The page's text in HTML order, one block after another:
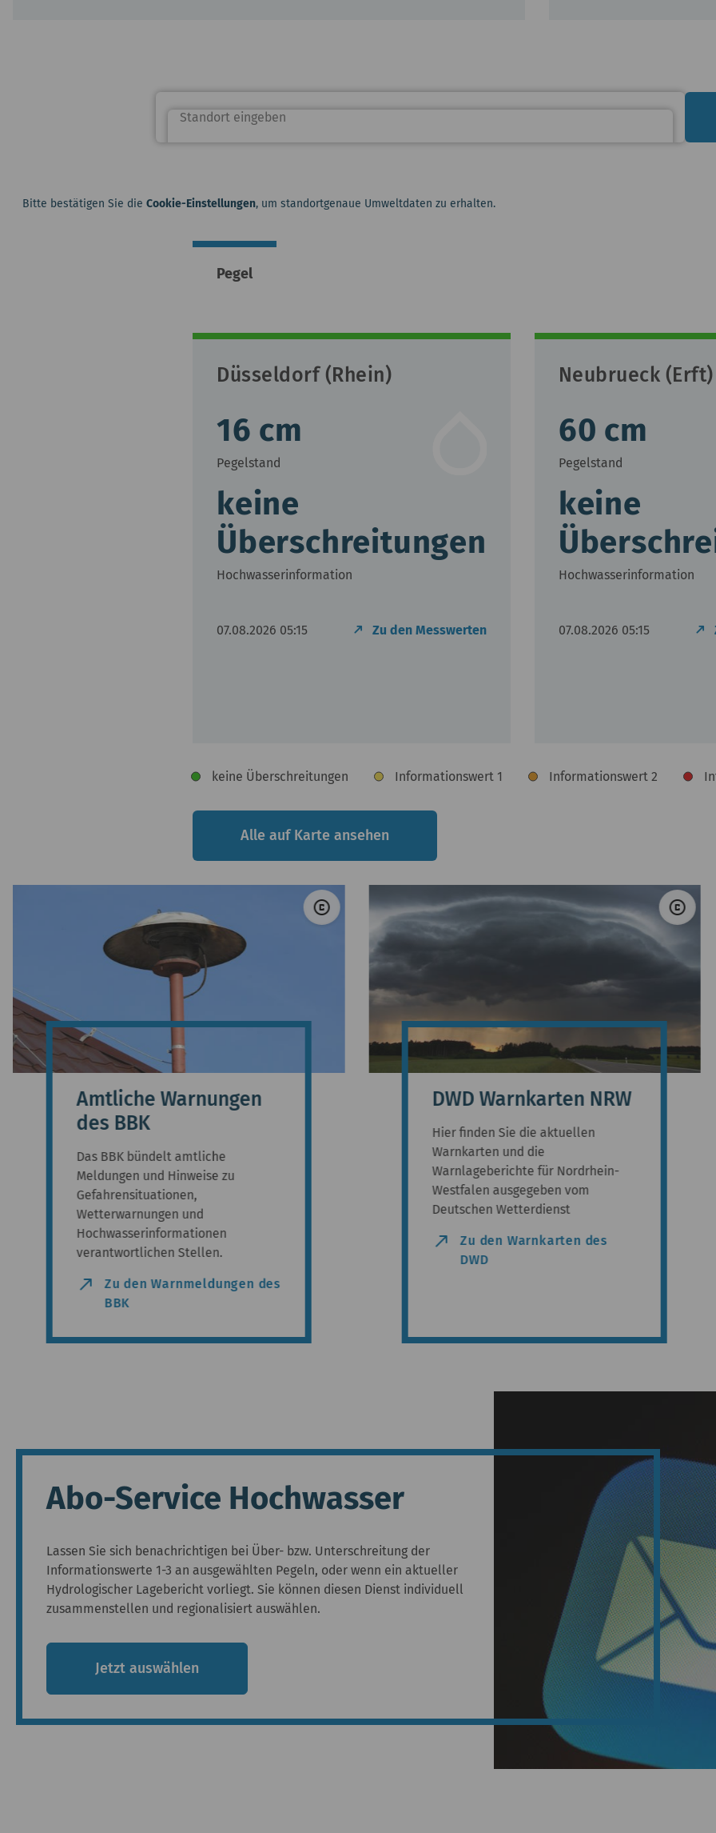
copyright © Oto Zapletal &#047; Pixabay
Amtliche Warnungen
des BBK
Das BBK bündelt amtliche
Meldungen und Hinweise zu
Gefahrensituationen,
Wetterwarnungen und
Hochwasserinformationen
verantwortlichen Stellen.
north_east
Zu den Warnmeldungen des
BBK
copyright ©
DWD Warnkarten NRW
Hier finden Sie die aktuellen
Warnkarten und die
Warnlageberichte für Nordrhein-
Westfalen ausgegeben vom
Deutschen Wetterdienst
north_east
Zu den Warnkarten des
DWD
Abo-Service Hochwasser
Lassen Sie sich benachrichtigen bei Über- bzw. Unterschreitung der
Informationswerte 1-3 an ausgewählten Pegeln, oder wenn ein aktueller
Hydrologischer Lagebericht vorliegt. Sie können diesen Dienst individuell
zusammenstellen und regionalisiert auswählen.
Jetzt auswählen